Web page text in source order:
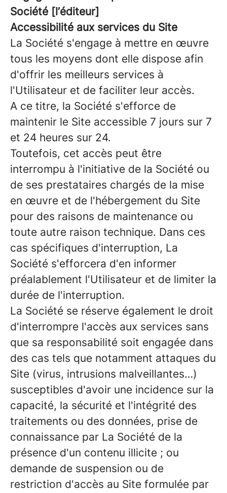
Société [l’éditeur]
Accessibilité aux services du Site
La Société s'engage à mettre en œuvre
tous les moyens dont elle dispose afin
d'offrir les meilleurs services à
l'Utilisateur et de faciliter leur accès.
A ce titre, la Société s'efforce de
maintenir le Site accessible 7 jours sur 7
et 24 heures sur 24.
Toutefois, cet accès peut être
interrompu à l'initiative de la Société ou
de ses prestataires chargés de la mise
en œuvre et de l'hébergement du Site
pour des raisons de maintenance ou
toute autre raison technique. Dans ces
cas spécifiques d'interruption, La
Société s'efforcera d'en informer
préalablement l'Utilisateur et de limiter la
durée de l'interruption.
La Société se réserve également le droit
d'interrompre l'accès aux services sans
que sa responsabilité soit engagée dans
des cas tels que notamment attaques du
Site (virus, intrusions malveillantes…)
susceptibles d'avoir une incidence sur la
capacité, la sécurité et l'intégrité des
traitements ou des données, prise de
connaissance par La Société de la
présence d'un contenu illicite ; ou
demande de suspension ou de
restriction d'accès au Site formulée par